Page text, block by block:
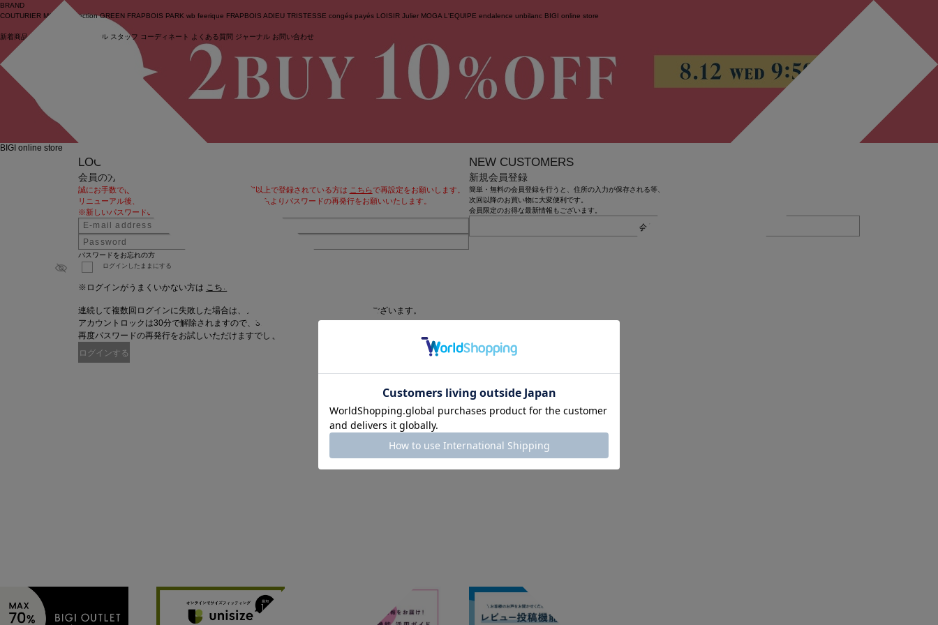
ログイン
BRAND
COUTURIER MOGA Collection GREEN FRAPBOIS PARK wb feerique FRAPBOIS ADIEU TRISTESSE congés payés LOISIR Julier MOGA L'EQUIPE endalence unbilanc BIGI online store
新着商品 (ライブ) セール スタッフ コーディネート よくある質問 ジャーナル お問い合わせ
BIGI online store
LOG IN
会員の方
誠にお手数ではございますが、パスワードを13文字以上で登録されている方は こちらで再設定をお願いします。
リニューアル後、初めてログインされるお客様も
こちら よりパスワードの再発行をお願いいたします。
※新しいパスワードの文字数は、8～12文字となります。
パスワードをお忘れの方
ログインしたままにする
※ログインがうまくいかない方は こちら
連続して複数回ログインに失敗した場合は、アカウントがロックされる場合がございます。
アカウントロックは30分で解除されますので、30分以上時間を空けてから
再度パスワードの再発行をお試しいただけますでしょうか。
ログインする
NEW CUSTOMERS
新規会員登録
簡単・無料の会員登録を行うと、住所の入力が保存される等、
次回以降のお買い物に大変便利です。
会員限定のお得な最新情報もございます。
会員登録する